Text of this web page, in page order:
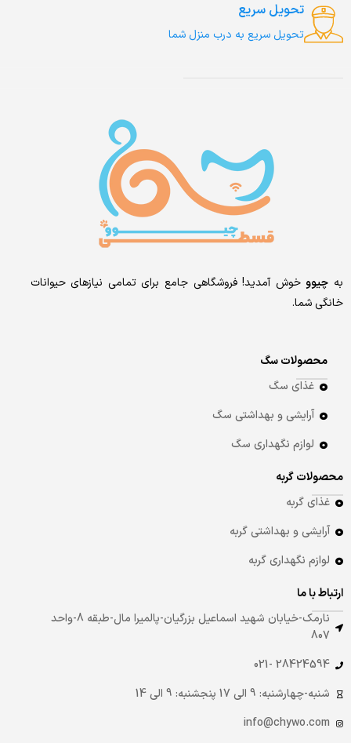
تحویل سریع
تحویل سریع به درب منزل شما
به چیوو خوش آمدید! فروشگاهی جامع برای تمامی نیازهای حیوانات
خانگی شما.
محصولات سگ
غذای سگ
آرایشی و بهداشتی سگ
لوازم نگهداری سگ
محصولات گربه
غذای گربه
آرایشی و بهداشتی گربه
لوازم نگهداری گربه
ارتباط با ما
نارمک-خیابان شهید اسماعیل بزرگیان-پالمیرا مال-طبقه 8-واحد
807
28424594 -021
شنبه-چهارشنبه: 9 الی 17 پنجشنبه: 9 الی 14
info@chywo.com